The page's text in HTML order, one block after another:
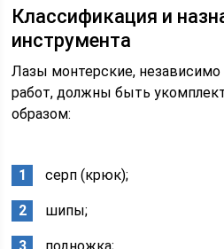
Классификация и
инструмента
Лазы монтерские,
работ, должны быть
образом:
серп (крюк);
шипы;